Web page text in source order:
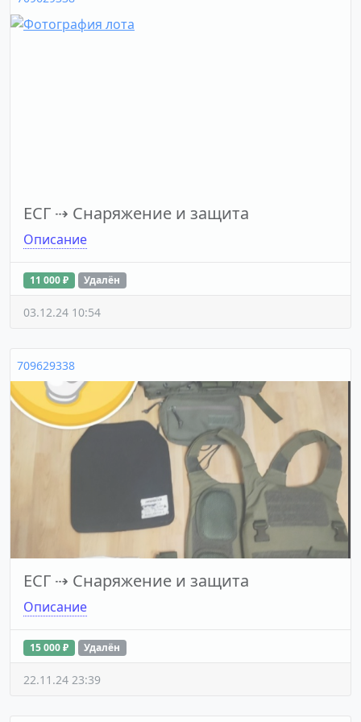
ЕСГ ⇢ Снаряжение и защита
Описание
11 000 ₽ Удалён
03.12.24 10:54
709629338
ЕСГ ⇢ Снаряжение и защита
Описание
15 000 ₽ Удалён
22.11.24 23:39